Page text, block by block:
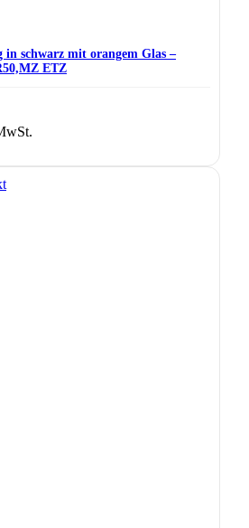
in schwarz mit orangem Glas –
ETZ